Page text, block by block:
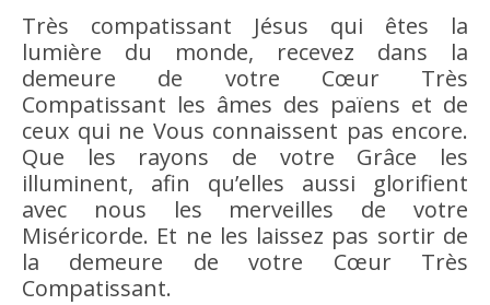
Très compatissant Jésus qui êtes la
lumière du monde, recevez dans la
demeure de votre Cœur Très
Compatissant les âmes des païens et de
ceux qui ne Vous connaissent pas encore.
Que les rayons de votre Grâce les
illuminent, afin qu’elles aussi glorifient
avec nous les merveilles de votre
Miséricorde. Et ne les laissez pas sortir de
la demeure de votre Cœur Très
Compatissant.